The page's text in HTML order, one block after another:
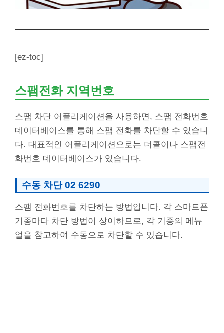
[ez-toc]
스팸전화 지역번호
스팸 차단 어플리케이션을 사용하면, 스팸 전화번호
데이터베이스를 통해 스팸 전화를 차단할 수 있습니
다. 대표적인 어플리케이션으로는 더콜이나 스팸전
화번호 데이터베이스가 있습니다.
수동 차단 02 6290
스팸 전화번호를 차단하는 방법입니다. 각 스마트폰
기종마다 차단 방법이 상이하므로, 각 기종의 메뉴
얼을 참고하여 수동으로 차단할 수 있습니다.